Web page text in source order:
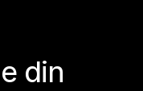
din